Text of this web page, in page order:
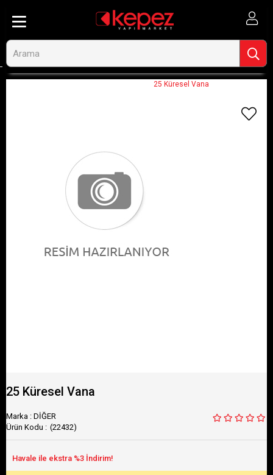
25 Küresel Vana
25 Küresel Vana
Marka : DİĞER
(22432)